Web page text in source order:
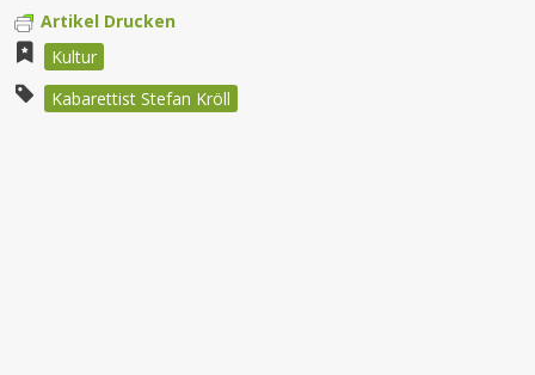
Artikel Drucken
Kultur
Kabarettist Stefan Kröll